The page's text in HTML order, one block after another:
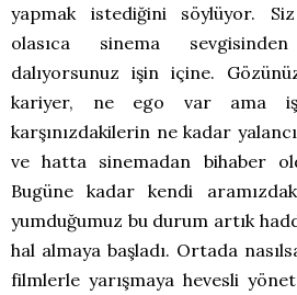
yapmak istediğini söylüyor.
olasıca sinema
dalıyorsunuz işin içine.
kariyer, ne ego var ama
karşınızdakilerin ne kadar
ve hatta sinemadan bihaber
Bugüne kadar kendi
yumduğumuz bu durum artık
hal almaya başladı. Ortada
filmlerle yarışmaya hevesli